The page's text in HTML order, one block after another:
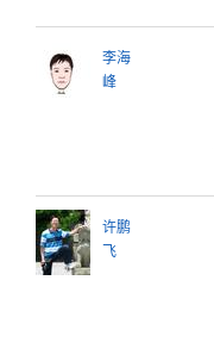
李海
峰
许鹏
飞